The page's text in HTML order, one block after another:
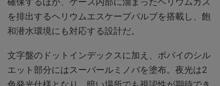
を排出するヘリウムエスケープバルブを搭載し、飽
和潜水環境にも対応する設計だ。
文字盤のドットインデックスに加え、ポパイのシル
エット部分にはスーパールミノバを塗布。夜光は2